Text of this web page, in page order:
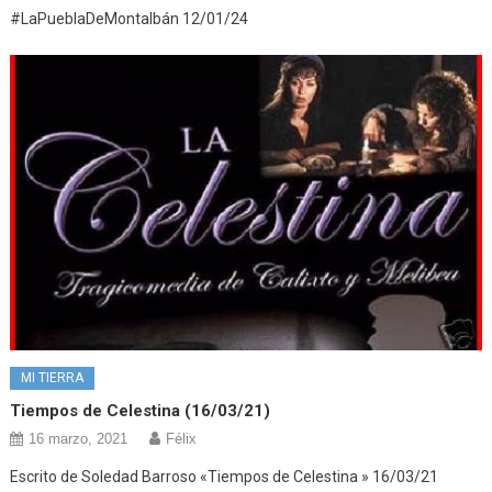
#LaPueblaDeMontalbán 12/01/24
MI TIERRA
Tiempos de Celestina (16/03/21)
16 marzo, 2021 Félix
Escrito de Soledad Barroso «Tiempos de Celestina » 16/03/21